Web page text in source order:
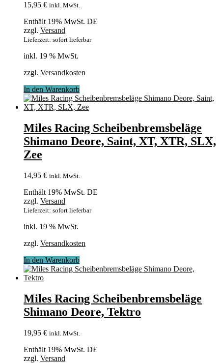
15,95 € inkl. MwSt.
Enthält 19% MwSt. DE
zzgl. Versand
Lieferzeit: sofort lieferbar
inkl. 19 % MwSt.
zzgl. Versandkosten
In den Warenkorb
Miles Racing Scheibenbremsbeläge
Shimano Deore, Saint, XT, XTR, SLX,
Zee
14,95 € inkl. MwSt.
Enthält 19% MwSt. DE
zzgl. Versand
Lieferzeit: sofort lieferbar
inkl. 19 % MwSt.
zzgl. Versandkosten
In den Warenkorb
Miles Racing Scheibenbremsbeläge
Shimano Deore, Tektro
19,95 € inkl. MwSt.
Enthält 19% MwSt. DE
zzgl. Versand